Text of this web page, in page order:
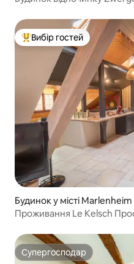
Топ вибір гостей
Вибір гостей
Будинок у місті Marlenheim
Проживання Le Kelsch
Супергосподар
Супергосподар